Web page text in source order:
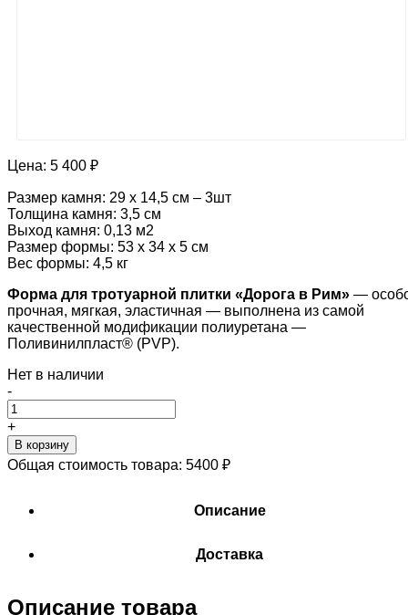
Цена: 5 400 ₽
Размер камня: 29 х 14,5 см – 3шт
Толщина камня: 3,5 см
Выход камня: 0,13 м2
Размер формы: 53 х 34 х 5 см
Вес формы: 4,5 кг
Форма для тротуарной плитки «Дорога в Рим» —
прочная, мягкая, эластичная — выполнена из самой
качественной модификации полиуретана —
Поливинилпласт® (PVP).
Нет в наличии
-
+
В корзину
Общая стоимость товара: 5400 ₽
Описание
Доставка
Описание товара